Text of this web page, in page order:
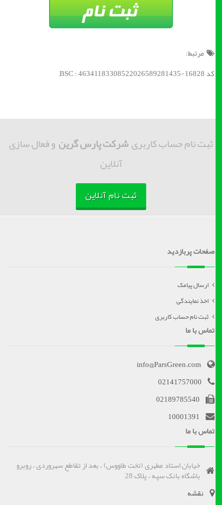
مرتبط:
کد BSC : 46341183308522026589281435-16828;
ثبت نام حساب کاربریشرکت پارس گرینو فعال سازی
آنلاین
ثبت نام آنلاین
صفحات پربازدید
ارسال پیامک
اخذ نمایندگی
ثبت نام حساب کاربری
تماس با ما
info@ParsGreen.com
02141757000
02189785540
10001391
تماس با ما
خیابان استاد مطهری (تخت طاووس) ، بعد از تقاطع سهروردی ، روبرو
باشگاه بانک سپه ، پلاک 28
نقشه